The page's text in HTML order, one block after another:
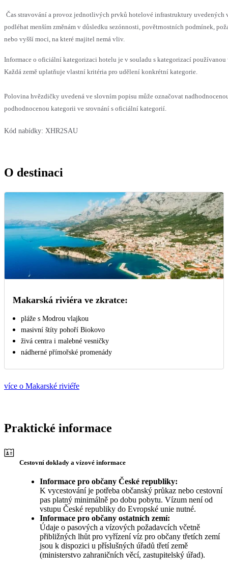
Čas stravování a provoz jednotlivých prvků hotelové infrastruktury uvedených
podléhat menším změnám v důsledku sezónnosti, povětrnostních podmínek,
nebo vyšší moci, na které majitel nemá vliv.
Informace o oficiální kategorizaci hotelu je v souladu s kategorizací používanou
Každá země uplatňuje vlastní kritéria pro udělení konkrétní kategorie.
Polovina hvězdičky uvedená ve slovním popisu může označovat
podhodnocenou kategorii ve srovnání s oficiální kategorií.
Kód nabídky: XHR2SAU
O destinaci
Makarská riviéra ve zkratce:
pláže s Modrou vlajkou
masivní štíty pohoří Biokovo
živá centra i malebné vesničky
nádherné přímořské promenády
více o Makarské riviéře
Praktické informace
Cestovní doklady a vízové informace
Informace pro občany České republiky:
K vycestování je potřeba občanský průkaz nebo cestovní
pas platný minimálně po dobu pobytu. Vízum není od
vstupu České republiky do Evropské unie nutné.
Informace pro občany ostatních zemí:
Údaje o pasových a vízových požadavcích včetně
přibližných lhůt pro vyřízení víz pro občany třetích zemí
jsou k dispozici u příslušných úřadů třetí země
(ministerstvo zahraničních věcí, zastupitelský úřad).